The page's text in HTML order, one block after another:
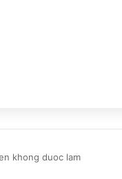
khong duoc lam